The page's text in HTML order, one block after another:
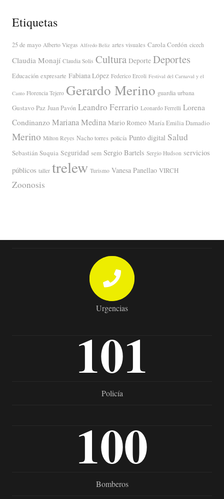
Etiquetas
25 de mayo Alberto Viegas Alfredo Beliz artes visuales Carola Cordón cicech
Claudia Monají Claudia Solis Cultura Deporte Deportes
Educación expresarte Fabiana López Federico Ercoli Festival del Carnaval y el
Canto Florencia Tejero Gerardo Merino guardia urbana
Gustavo Paz Juan Pavón Leandro Ferrario Leonardo Ferrelli Lorena
Condinanzo Mariana Medina Mario Romeo María Emilia Damadio
Merino Milton Reyes Nacho torres policía Punto digital Salud
Sebastián Suquia Seguridad sem Sergio Bartels Sergio Hudson servicios
públicos taller trelew Turismo Vanesa Panellao VIRCH
Zoonosis
Urgencias
101
Policía
100
Bomberos